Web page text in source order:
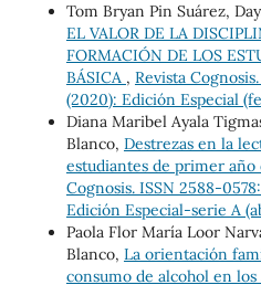
Tom Bryan Pin Suárez,
EL VALOR DE LA
FORMACIÓN DE LOS
BÁSICA , Revista
(2020): Edición Especial
Diana Maribel Ayala
Blanco, Destrezas en la
estudiantes de primer año
Cognosis. ISSN 2588-
Edición Especial-serie A
Paola Flor María Loor
Blanco, La orientación
consumo de alcohol en